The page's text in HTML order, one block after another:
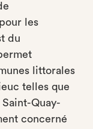
les
du
littorales
telles que
Quay-
concerné